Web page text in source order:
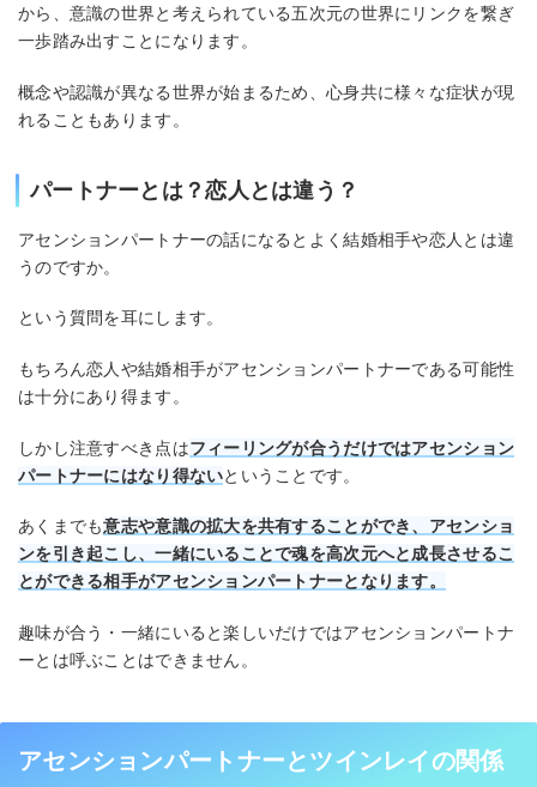
から、意識の世界と考えられている五次元の世界にリンクを繋ぎ
一歩踏み出すことになります。
概念や認識が異なる世界が始まるため、心身共に様々な症状が現
れることもあります。
パートナーとは？恋人とは違う？
アセンションパートナーの話になるとよく結婚相手や恋人とは違
うのですか。
という質問を耳にします。
もちろん恋人や結婚相手がアセンションパートナーである可能性
は十分にあり得ます。
しかし注意すべき点はフィーリングが合うだけではアセンション
パートナーにはなり得ないということです。
あくまでも意志や意識の拡大を共有することができ、アセンショ
ンを引き起こし、一緒にいることで魂を高次元へと成長させるこ
とができる相手がアセンションパートナーとなります。
趣味が合う・一緒にいると楽しいだけではアセンションパートナ
ーとは呼ぶことはできません。
アセンションパートナーとツインレイの関係